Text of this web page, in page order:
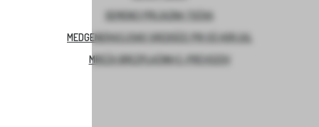
DEMENCI PRIJAZNA TOČKA
MEDGENERACIJSKO SREDIŠČE PRI OŠ HORJUL
MREŽA BREZPLAČNIH E-PREVOZOV